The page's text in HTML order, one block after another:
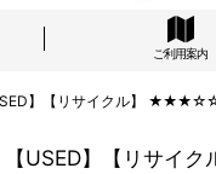
ご利用案内
】【リサイクル】 ★★★☆☆
【USED】【リサ